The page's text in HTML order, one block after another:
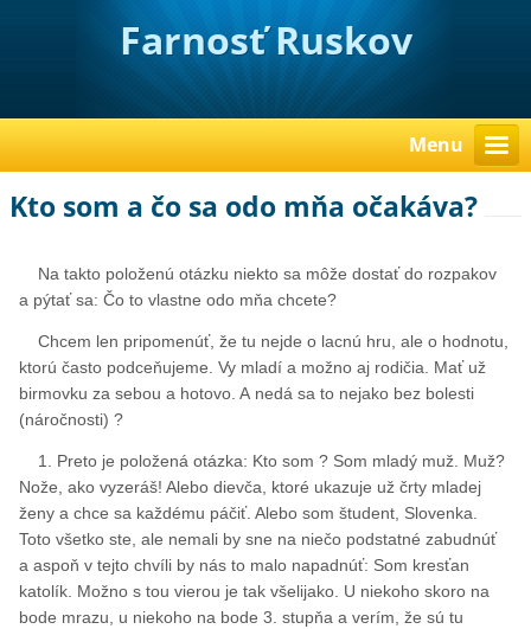
Farnosť Ruskov
Menu
Kto som a čo sa odo mňa očakáva?
Na takto položenú otázku niekto sa môže dostať do rozpakov
a pýtať sa: Čo to vlastne odo mňa chcete?
Chcem len pripomenúť, že tu nejde o lacnú hru, ale o hodnotu,
ktorú často podceňujeme. Vy mladí a možno aj rodičia. Mať už
birmovku za sebou a hotovo. A nedá sa to nejako bez bolesti
(náročnosti) ?
1. Preto je položená otázka: Kto som ? Som mladý muž. Muž?
Nože, ako vyzeráš! Alebo dievča, ktoré ukazuje už črty mladej
ženy a chce sa každému páčiť. Alebo som študent, Slovenka.
Toto všetko ste, ale nemali by sne na niečo podstatné zabudnúť
a aspoň v tejto chvíli by nás to malo napadnúť: Som kresťan
katolík. Možno s tou vierou je tak všelijako. U niekoho skoro na
bode mrazu, u niekoho na bode 3. stupňa a verím, že sú tu